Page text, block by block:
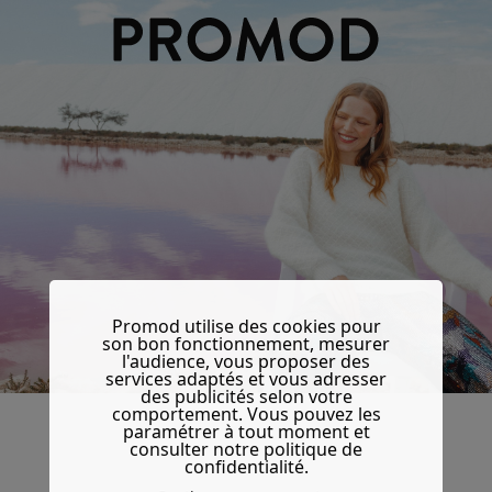
Promod utilise des cookies pour
son bon fonctionnement, mesurer
l'audience, vous proposer des
services adaptés et vous adresser
des publicités selon votre
comportement. Vous pouvez les
paramétrer à tout moment et
consulter notre politique de
confidentialité.